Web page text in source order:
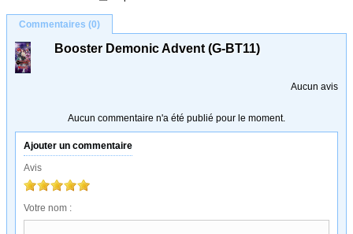
Commentaires (0)
Booster Demonic Advent (G-BT11)
Aucun avis
Aucun commentaire n'a été publié pour le moment.
Ajouter un commentaire
Avis
Votre nom :